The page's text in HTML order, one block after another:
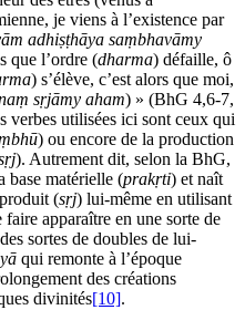
je viens à l’existence par
adhiṣṭhāya saṃbhavāmy
que l’ordre (dharma) défaille, ô
) s’élève, c’est alors que moi,
sṛjāmy aham) » (BhG 4,6-7,
verbes utilisées ici sont ceux qui
) ou encore de la production
). Autrement dit, selon la BhG,
base matérielle (prakṛti) et naît
(sṛj) lui-même en utilisant
faire apparaître en une sorte de
sortes de doubles de lui-
qui remonte à l’époque
des créations
divinités[10].